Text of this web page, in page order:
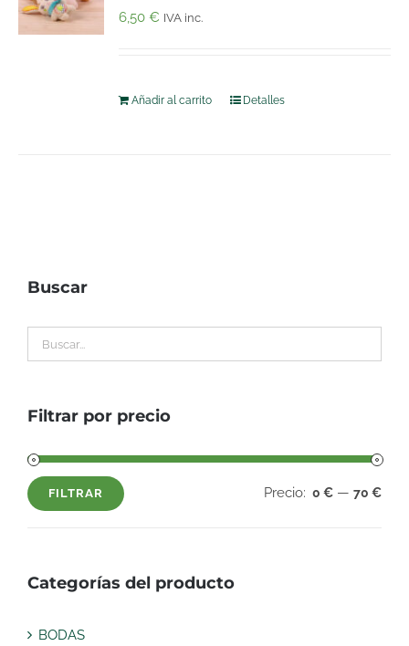
6,50€ IVA inc.
Añadir al carrito Detalles
Buscar
Filtrar por precio
Precio
Precio
FILTRAR Precio: 0 € — 70 €
Categorías del producto
BODAS